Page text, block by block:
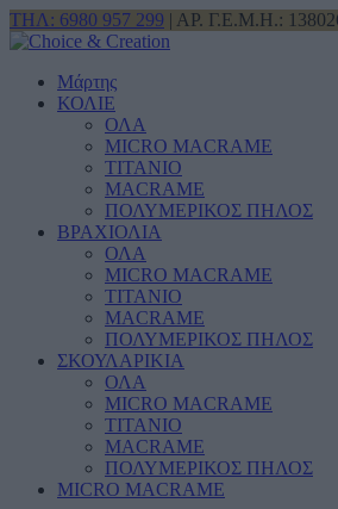
ΤΗΛ: 6980 957 299 | ΑΡ. Γ.Ε.Μ.Η.:
Μάρτης
ΚΟΛΙΕ
ΟΛΑ
MICRO MACRAME
ΤΙΤΑΝΙΟ
MACRAME
ΠΟΛΥΜΕΡΙΚΟΣ ΠΗΛΟΣ
ΒΡΑΧΙΟΛΙΑ
ΟΛΑ
MICRO MACRAME
ΤΙΤΑΝΙΟ
MACRAME
ΠΟΛΥΜΕΡΙΚΟΣ ΠΗΛΟΣ
ΣΚΟΥΛΑΡΙΚΙΑ
ΟΛΑ
MICRO MACRAME
ΤΙΤΑΝΙΟ
MACRAME
ΠΟΛΥΜΕΡΙΚΟΣ ΠΗΛΟΣ
MICRO MACRAME